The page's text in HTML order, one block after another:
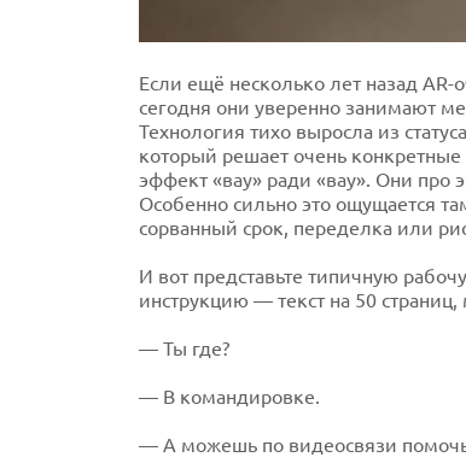
Если ещё несколько лет назад
сегодня они уверенно занимают
Технология тихо выросла из
который решает очень
эффект «вау» ради «вау». Они
Особенно сильно это ощущается
сорванный срок, переделка или
И вот представьте типичную
инструкцию — текст на 50
— Ты где?
— В командировке.
— А можешь по видеосвязи